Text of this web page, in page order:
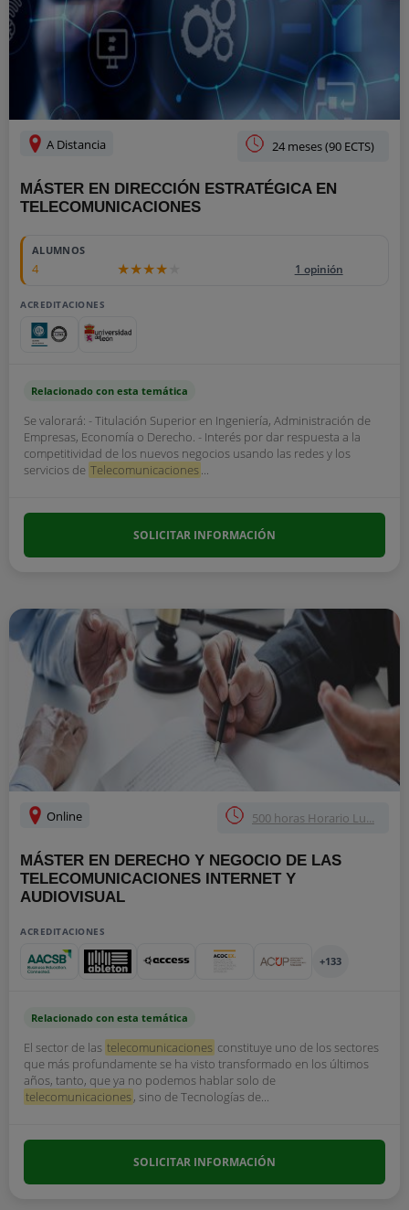
A Distancia 24 meses (90 ECTS)
MÁSTER EN DIRECCIÓN ESTRATÉGICA EN
TELECOMUNICACIONES
ALUMNOS
4 1 opinión
ACREDITACIONES
Relacionado con esta temática
Se valorará: - Titulación Superior en Ingeniería, Administración de
Empresas, Economía o Derecho. - Interés por dar respuesta a la
competitividad de los nuevos negocios usando las redes y los
servicios de Telecomunicaciones...
SOLICITAR INFORMACIÓN
Online 500 horas Horario Lu...
MÁSTER EN DERECHO Y NEGOCIO DE LAS
TELECOMUNICACIONES INTERNET Y
AUDIOVISUAL
ACREDITACIONES
+133
Relacionado con esta temática
El sector de las telecomunicaciones constituye uno de los sectores
que más profundamente se ha visto transformado en los últimos
años, tanto, que ya no podemos hablar solo de
telecomunicaciones, sino de Tecnologías de...
SOLICITAR INFORMACIÓN